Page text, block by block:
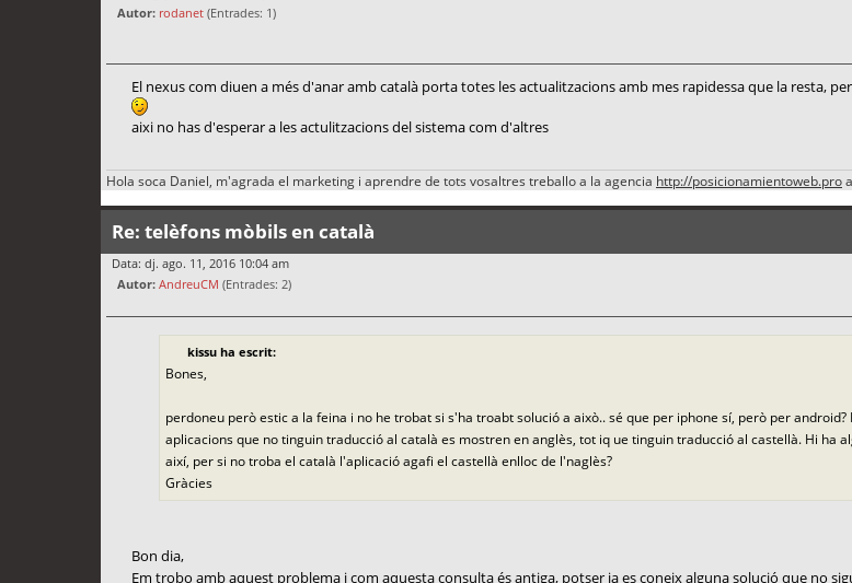
Autor: rodanet (Entrades: 1)
El nexus com diuen a més d'anar amb català porta totes les actualitzacions amb mes rapidessa que la resta,
aixi no has d'esperar a les actulitzacions del sistema com d'altres
Hola soca Daniel, m'agrada el marketing i aprendre de tots vosaltres treballo a la agencia http://posicionamientoweb.pro
Re: telèfons mòbils en català
Data: dj. ago. 11, 2016 10:04 am
Autor: AndreuCM (Entrades: 2)
kissu ha escrit:
Bones,
perdoneu però estic a la feina i no he trobat si s'ha troabt solució a això.. sé que per iphone sí, però per
aplicacions que no tinguin traducció al català es mostren en anglès, tot iq ue tinguin traducció al castellà. Hi ha
així, per si no troba el català l'aplicació agafi el castellà enlloc de l'naglès?
Gràcies
Bon dia,
Em trobo amb aquest problema i com aquesta consulta és antiga, potser ja es coneix alguna solució que no